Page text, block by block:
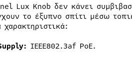
Lux Knob δεν κάνει
το έξυπνο σπίτι μέσω
χαρακτηριστικά:
IEEE802.3af PoE.